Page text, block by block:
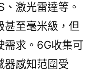
激光雷達等。
甚至毫米級，但
需求。6G收集可
器感知范圍受